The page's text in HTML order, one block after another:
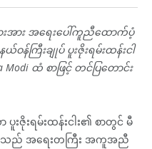
ားအား အရေးပေါ်ကူညီထောက်ပံ့
ဝန်ကြီးချုပ် ပူးဇိုးရမ်းထန်းငါ
ထံ စာဖြင့် တင်ပြတောင်း
ဇိုးရမ်းထန်းငါး၏ စာတွင် မီ
ားသည် အရေးတကြီး အကူအညီ